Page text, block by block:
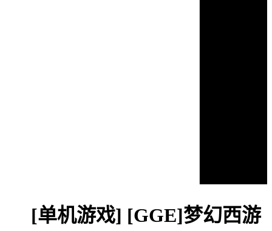
[单机游戏] [GGE]梦幻西游